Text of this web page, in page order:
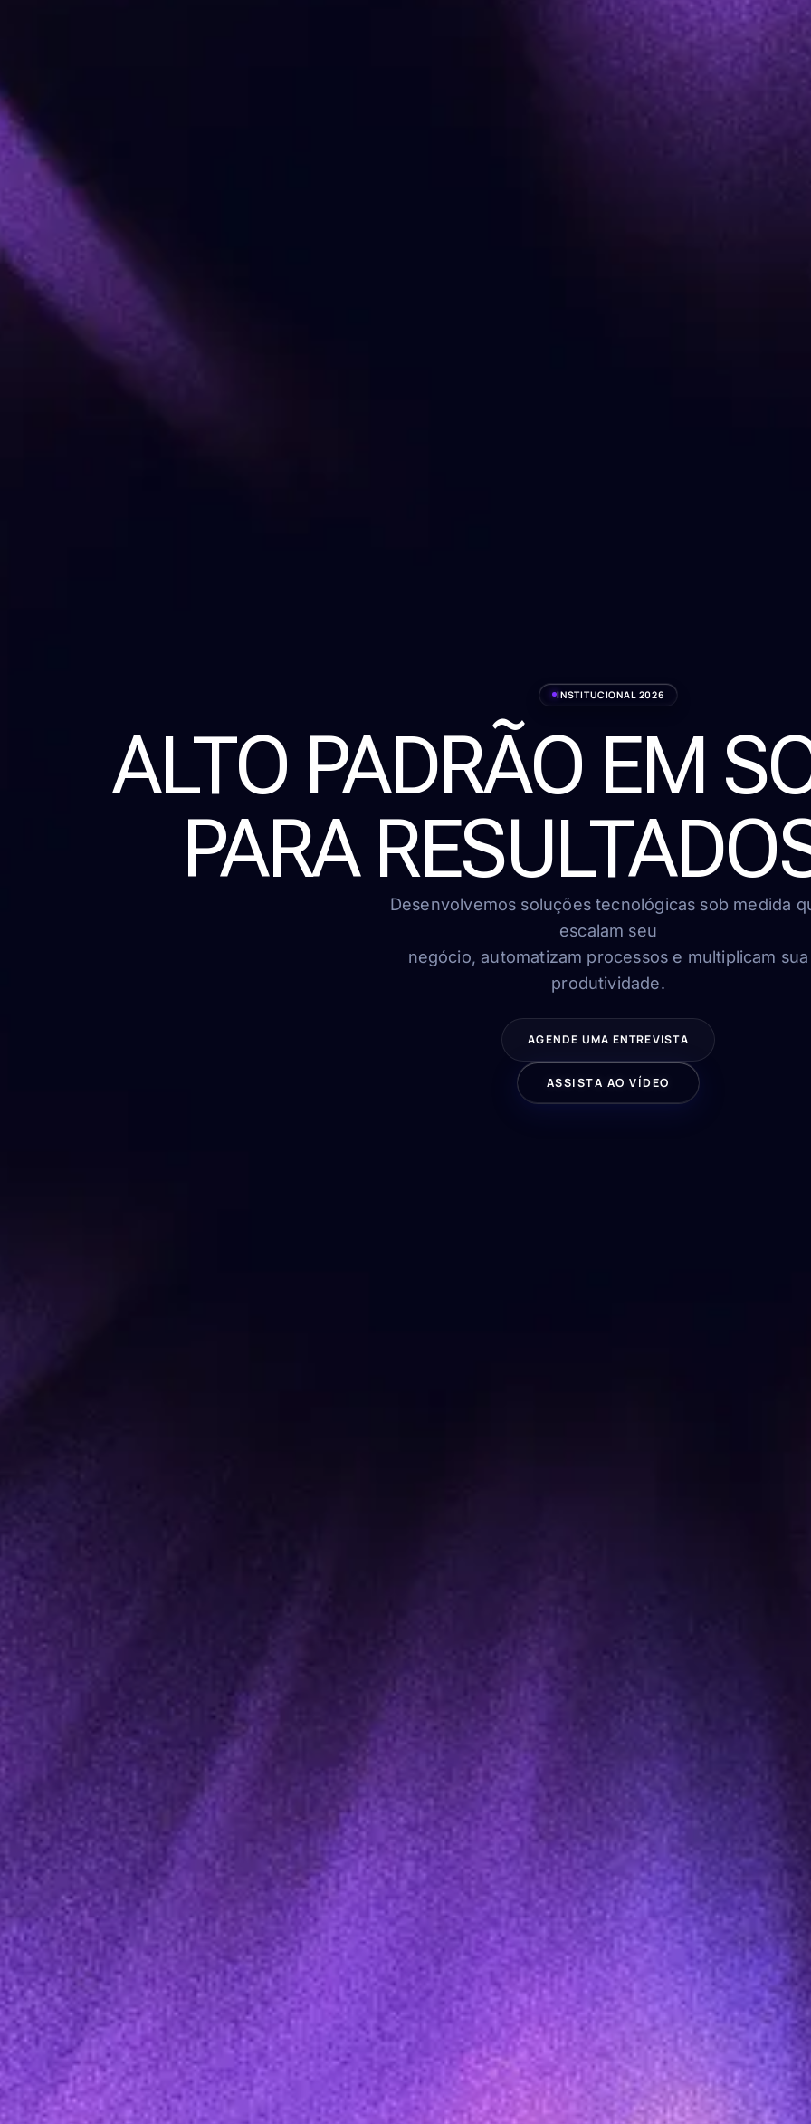
INSTITUCIONAL 2026
ALTO PADRÃO EM
PARA
Desenvolvemos soluções tecnológicas sob medida
escalam seu
negócio, automatizam processos e multiplicam sua
produtividade.
AGENDE UMA ENTREVISTA
ASSISTA AO VÍDEO